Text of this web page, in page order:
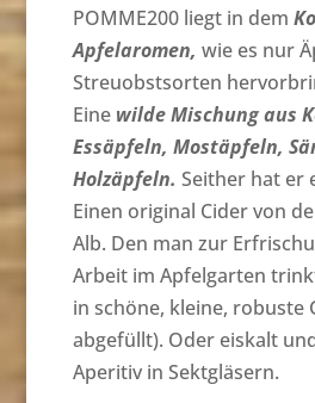
POMME200 liegt in dem
Apfelaromen, wie es nur
Streuobstsorten
Eine wilde Mischung aus
Essäpfeln, Mostäpfeln,
Holzäpfeln. Seither hat er
Einen original Cider von
Alb. Den man zur
Arbeit im Apfelgarten
in schöne, kleine, robuste
abgefüllt). Oder eiskalt
Aperitiv in Sektgläsern.